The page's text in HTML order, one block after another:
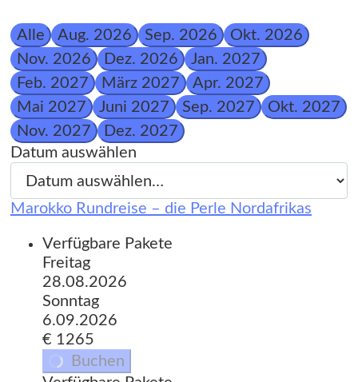
Alle Aug. 2026 Sep. 2026
Okt. 2026
Nov. 2026
Dez. 2026
Jan. 2027
Feb. 2027
März 2027
Apr. 2027
Mai 2027
Juni 2027 Sep. 2027
Okt. 2027
Nov. 2027
Dez. 2027
Datum auswählen
Marokko Rundreise – die Perle Nordafrikas
Verfügbare Pakete
Freitag
28.08.2026
Sonntag
6.09.2026
€ 1265
Buchen